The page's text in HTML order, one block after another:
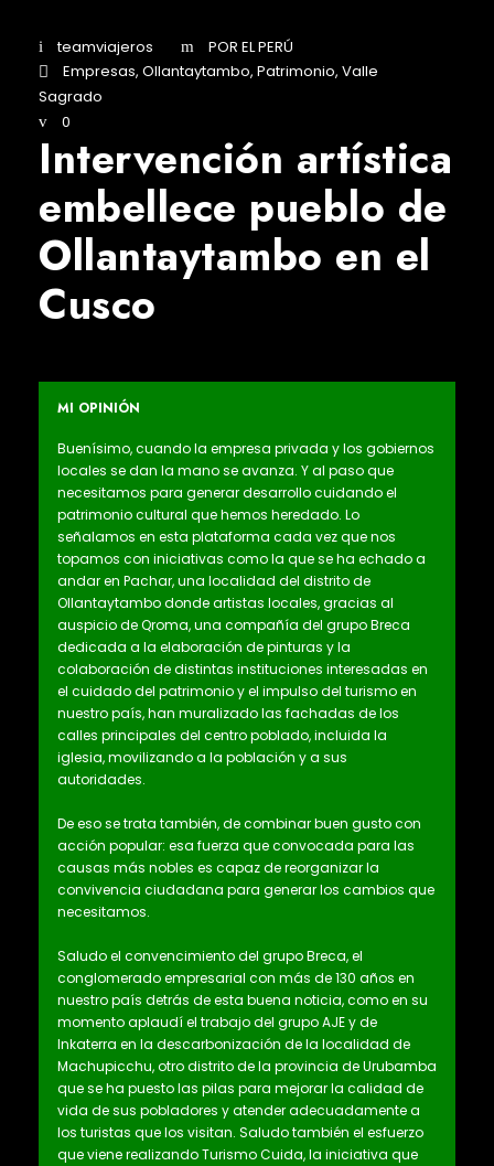
teamviajeros
POR EL PERÚ
Empresas, Ollantaytambo, Patrimonio, Valle
Sagrado
0
Intervención artística
embellece pueblo de
Ollantaytambo en el
Cusco
MI OPINIÓN
Buenísimo, cuando la empresa privada y los gobiernos
locales se dan la mano se avanza. Y al paso que
necesitamos para generar desarrollo cuidando el
patrimonio cultural que hemos heredado. Lo
señalamos en esta plataforma cada vez que nos
topamos con iniciativas como la que se ha echado a
andar en Pachar, una localidad del distrito de
Ollantaytambo donde artistas locales, gracias al
auspicio de Qroma, una compañía del grupo Breca
dedicada a la elaboración de pinturas y la
colaboración de distintas instituciones interesadas en
el cuidado del patrimonio y el impulso del turismo en
nuestro país, han muralizado las fachadas de los
calles principales del centro poblado, incluida la
iglesia, movilizando a la población y a sus
autoridades.
De eso se trata también, de combinar buen gusto con
acción popular: esa fuerza que convocada para las
causas más nobles es capaz de reorganizar la
convivencia ciudadana para generar los cambios que
necesitamos.
Saludo el convencimiento del grupo Breca, el
conglomerado empresarial con más de 130 años en
nuestro país detrás de esta buena noticia, como en su
momento aplaudí el trabajo del grupo AJE y de
Inkaterra en la descarbonización de la localidad de
Machupicchu, otro distrito de la provincia de Urubamba
que se ha puesto las pilas para mejorar la calidad de
vida de sus pobladores y atender adecuadamente a
los turistas que los visitan. Saludo también el esfuerzo
que viene realizando Turismo Cuida, la iniciativa que